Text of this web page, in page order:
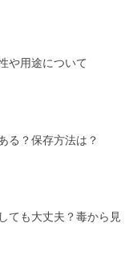
や用途について
る？保存方法は？
ても大丈夫？毒から見